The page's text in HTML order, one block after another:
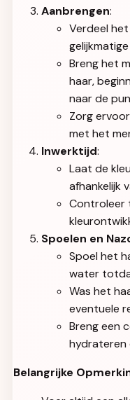
Aanbrengen:
Verdeel
Breng het
haar,
naar de
Zorg
met het
Inwerktijd:
Laat de
afhankelijk
Controleer
Spoelen en
Spoel het
water
Was het
eventuele
Breng een
hydrateren
Belangrijke